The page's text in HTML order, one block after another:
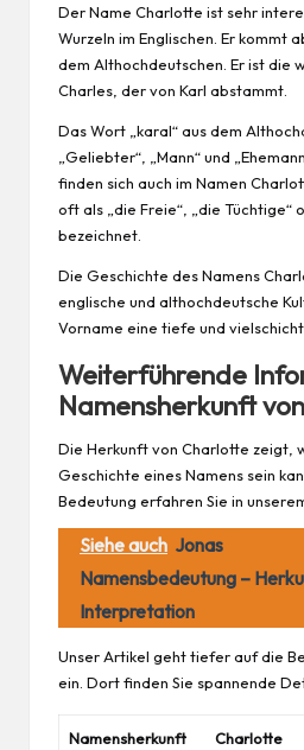
Der Name Charlotte ist sehr
Wurzeln im Englischen. Er kommt
dem Althochdeutschen. Er ist die
Charles, der von Karl abstammt.
Das Wort „karal“ aus dem
„Geliebter“, „Mann“ und
finden sich auch im Namen
oft als „die Freie“, „die Tüchtige“
bezeichnet.
Die Geschichte des Namens
englische und althochdeutsche
Vorname eine tiefe und
Weiterführende
Namensherkunft
Die Herkunft von Charlotte zeigt,
Geschichte eines Namens sein
Bedeutung erfahren Sie in
Siehe auch Jonas
Namensbedeutung –
Interpretation
Unser Artikel geht tiefer auf die
ein. Dort finden Sie spannende
Namensherkunft Charlotte